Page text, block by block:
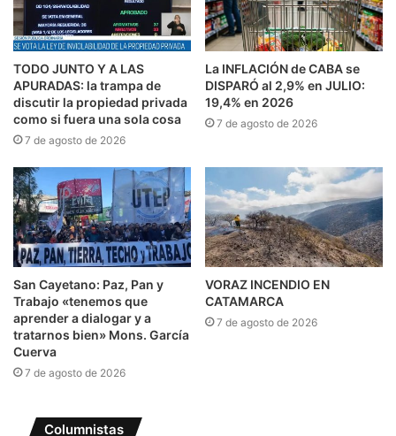
TODO JUNTO Y A LAS
APURADAS: la trampa de
discutir la propiedad privada
como si fuera una sola cosa
7 de agosto de 2026
La INFLACIÓN de CABA se
DISPARÓ al 2,9% en JULIO:
19,4% en 2026
7 de agosto de 2026
San Cayetano: Paz, Pan y
Trabajo «tenemos que
aprender a dialogar y a
tratarnos bien» Mons. García
Cuerva
7 de agosto de 2026
VORAZ INCENDIO EN
CATAMARCA
7 de agosto de 2026
Columnistas